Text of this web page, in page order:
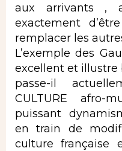
aux arrivants ,
exactement
remplacer les
L’exemple des
excellent et illustre
passe-il
CULTURE afro-
puissant
en train de
culture française